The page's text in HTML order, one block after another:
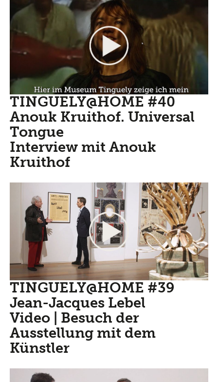
TINGUELY@HOME #40
Anouk Kruithof. Universal
Tongue
Interview mit Anouk
Kruithof
TINGUELY@HOME #39
Jean-Jacques Lebel
Video | Besuch der
Ausstellung mit dem
Künstler